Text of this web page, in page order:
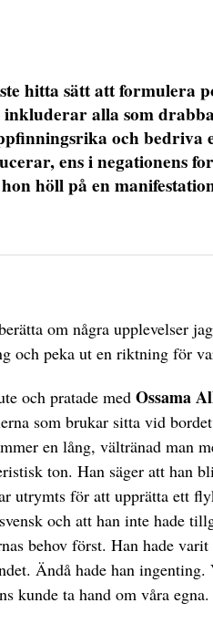
hitta sätt att formulera
inkluderar alla som
och bedriva
ens i negationens
höll på en
om några upplevelser
och peka ut en riktning för
och pratade med Ossama
som brukar sitta vid
en lång, vältränad man
ton. Han säger att han
utrymts för att upprätta ett
och att han inte hade
behov först. Han hade
Ändå hade han
kunde ta hand om våra egna.